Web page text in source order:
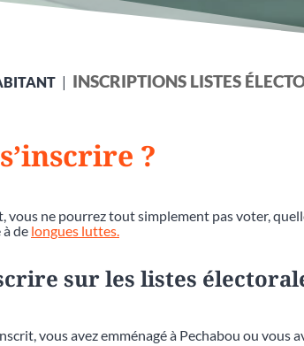
INSCRIPTIONS LISTES
?
vous ne pourrez tout simplement pas voter,
de longues luttes.
sur les listes
vous avez emménagé à Pechabou ou vous